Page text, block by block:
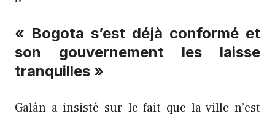
« Bogota s’est déjà conformé et
son gouvernement les laisse
tranquilles »
Galán a insisté sur le fait que la ville n’est